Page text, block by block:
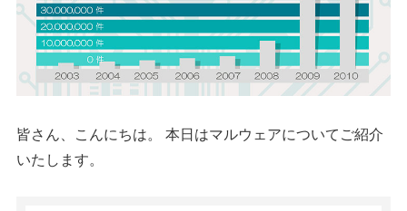
皆さん、こんにちは。 本日はマルウェアについてご紹介
いたします。